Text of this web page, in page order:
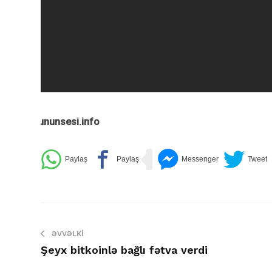
Gununsesi.info
ƏVVƏLKI
Şeyx bitkoinlə bağlı fətva verdi